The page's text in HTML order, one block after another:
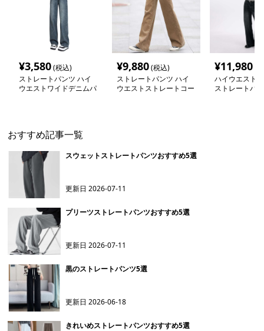
¥3,580(税込)
ストレートパンツ ハイ
ウエストワイドデニムパ
¥9,880(税込)
ストレートパンツ ハイ
ウエストストレートコー
¥11,980
ハイウエスト
ストレートパ
おすすめ記事一覧
スウェットストレートパンツおすすめ5選
更新日2026-07-11
プリーツストレートパンツおすすめ5選
更新日2026-07-11
黒のストレートパンツ5選
更新日2026-06-18
きれいめストレートパンツおすすめ5選